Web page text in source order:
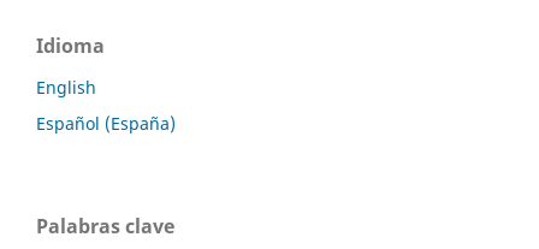
Idioma
English
Español (España)
Palabras clave